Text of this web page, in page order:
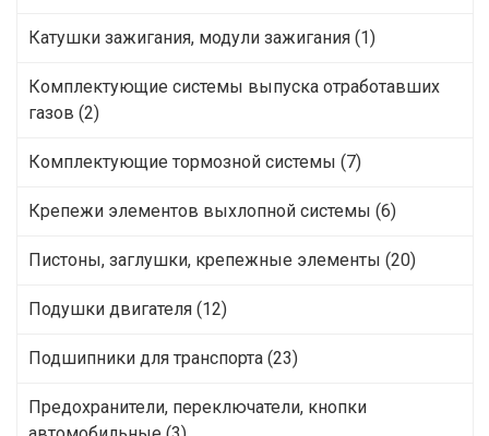
Катушки зажигания, модули зажигания (1)
Комплектующие системы выпуска отработавших
газов (2)
Комплектующие тормозной системы (7)
Крепежи элементов выхлопной системы (6)
Пистоны, заглушки, крепежные элементы (20)
Подушки двигателя (12)
Подшипники для транспорта (23)
Предохранители, переключатели, кнопки